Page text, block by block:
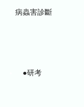
病蟲害診斷
●研考